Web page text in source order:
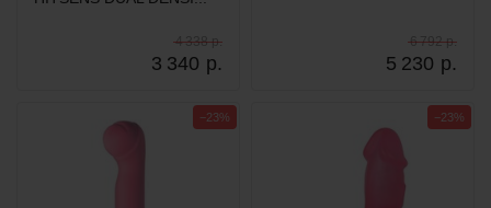
3 340 р.
4 338 р.
5 230 р.
6 792 р.
−23% −23%